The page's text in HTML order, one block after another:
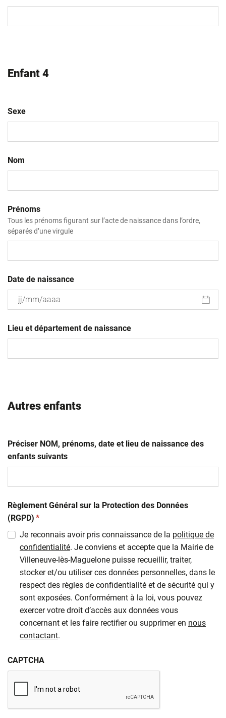
MM
Enfant 4
Sexe
Nom
Prénoms
Tous les prénoms figurant sur l’acte de naissance dans l’ordre,
séparés d’une virgule
Date de naissance
slash
MM
Lieu et département de naissance
Autres enfants
Préciser NOM, prénoms, date et lieu de naissance des
enfants suivants
Règlement Général sur la Protection des Données
(RGPD) (obligatoire)
*
Je reconnais avoir pris connaissance de la politique de
confidentialité. Je conviens et accepte que la Mairie de
Villeneuve-lès-Maguelone puisse recueillir, traiter,
stocker et/ou utiliser ces données personnelles, dans le
respect des règles de confidentialité et de sécurité qui y
sont exposées. Conformément à la loi, vous pouvez
exercer votre droit d’accès aux données vous
concernant et les faire rectifier ou supprimer en nous
contactant.
CAPTCHA